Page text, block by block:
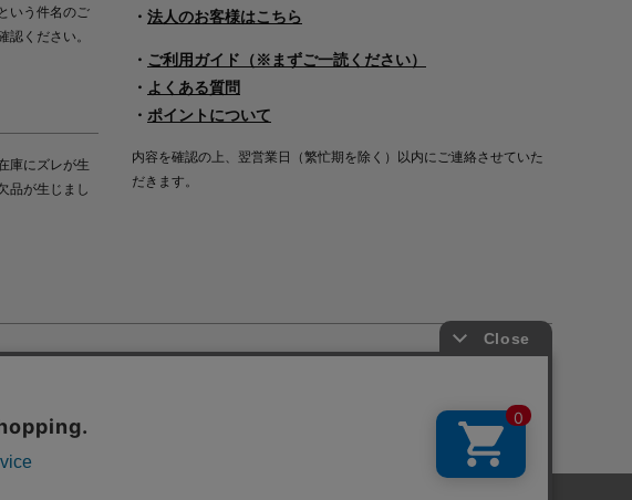
いう件名のご
ください。
庫にズレが生
品が生じまし
・ 法人のお客様はこちら
・ ご利用ガイド（※まずご一読ください）
・ よくある質問
・ ポイントについて
内容を確認の上、翌営業日（繁忙期を除く）以内にご連絡させていた
だきます。